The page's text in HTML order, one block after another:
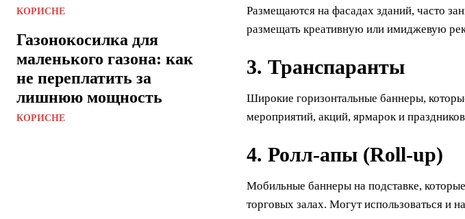
КОРИСНЕ
Газонокосилка для
маленького газона: как
не переплатить за
лишнюю мощность
КОРИСНЕ
Размещаются на фасадах зданий, часто
размещать креативную или имиджевую
3. Транспаранты
Широкие горизонтальные баннеры,
мероприятий, акций, ярмарок и
4. Ролл-апы (Roll-up)
Мобильные баннеры на подставке,
торговых залах. Могут использоваться и